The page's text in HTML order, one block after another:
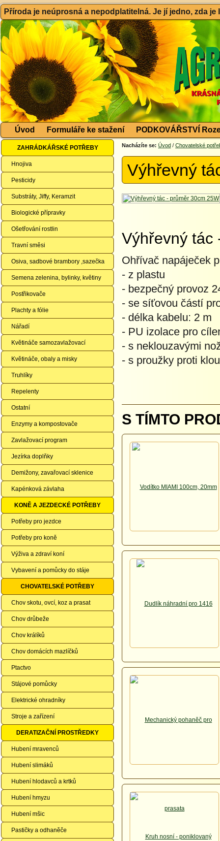
Příroda je neúprosná a nepodplatitelná. Je jí jedno, zda
Úvod Formuláře ke stažení PODKOVÁŘSTVÍ
ZAHRÁDKÁŘSKÉ POTŘEBY
Hnojiva
Pesticidy
Substráty, Jiffy, Keramzit
Biologické přípravky
Ošetřování rostlin
Travní směsi
Osiva, sadbové brambory ,sazečka
Semena zelenina, bylinky, květiny
Postřikovače
Plachty a fólie
Nářadí
Květináče samozavlažovací
Květináče, obaly a misky
Truhlíky
Repelenty
Ostatní
Enzymy a kompostovače
Zavlažovací program
Jezírka doplňky
Demižony, zavařovací sklenice
Kapénková závlaha
KONĚ A JEZDECKÉ POTŘEBY
Potřeby pro jezdce
Potřeby pro koně
Výživa a zdraví koní
Vybavení a pomůcky do stáje
CHOVATELSKÉ POTŘEBY
Chov skotu, ovcí, koz a prasat
Chov drůbeže
Chov králíků
Chov domácích mazlíčků
Ptactvo
Stájové pomůcky
Elektrické ohradníky
Stroje a zařízení
DERATIZAČNÍ PROSTŘEDKY
Hubení mravenců
Hubení slimáků
Hubení hlodavců a krtků
Hubení hmyzu
Hubení mšic
Pastičky a odhaněče
Nacházíte se: Úvod / Chovatelské
Výhřevný
Výhřevný tác
Ohřívač napáječek
- z plastu
- bezpečný provoz
- se síťovou částí
- délka kabelu: 2 m
- PU izolace pro
- s neklouzavými
- s proužky proti
S TÍMTO